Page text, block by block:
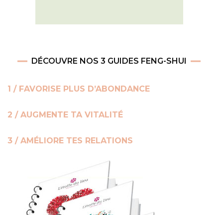
DÉCOUVRE NOS 3 GUIDES FENG-SHUI
1 / FAVORISE PLUS D’ABONDANCE
2 / AUGMENTE TA VITALITÉ
3 / AMÉLIORE TES RELATIONS